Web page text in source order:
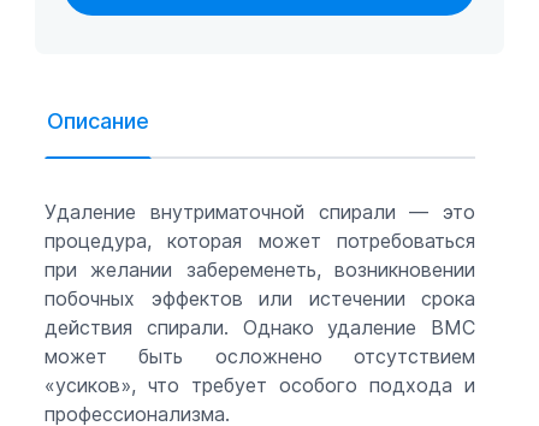
Описание
Удаление внутриматочной спирали — это
процедура, которая может потребоваться
при желании забеременеть, возникновении
побочных эффектов или истечении срока
действия спирали. Однако удаление ВМС
может быть осложнено отсутствием
«усиков», что требует особого подхода и
профессионализма.